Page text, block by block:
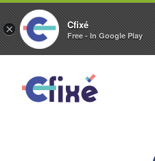
× Cfixé
Free - In Google Play